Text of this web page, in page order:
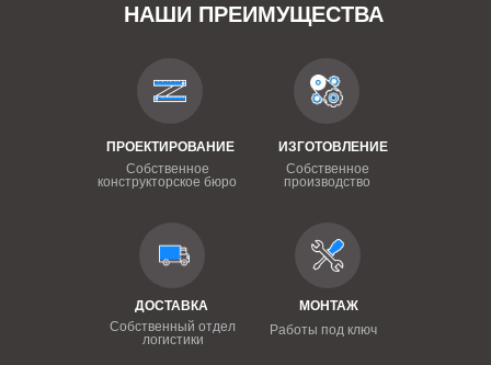
НАШИ ПРЕИМУЩЕСТВА
ПРОЕКТИРОВАНИЕ
Собственное
конструкторское бюро
ИЗГОТОВЛЕНИЕ
Собственное
производство
ДОСТАВКА
Собственный отдел
логистики
МОНТАЖ
Работы под ключ